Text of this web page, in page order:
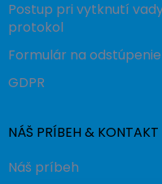
Postup pri vytknutí
protokol
Formulár na
GDPR
NÁŠ PRÍBEH & KONTAKT
Náš príbeh